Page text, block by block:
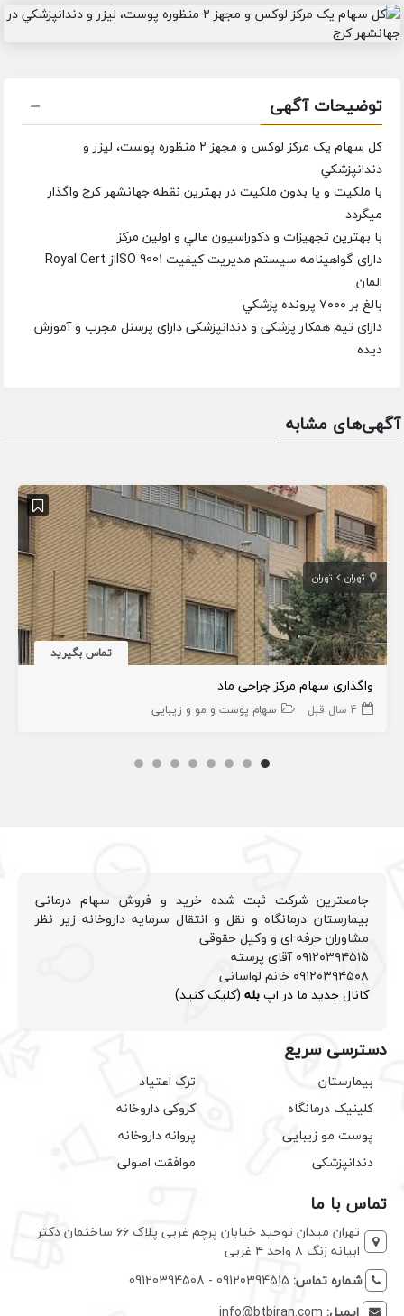
توضیحات آگهی
كل سهام یک مركز لوكس و مجهز ۲ منظوره پوست، ليزر و
دندانپزشكي
با ملكيت و يا بدون ملكيت در بهترین نقطه جهانشهر كرج واگذار
میگردد
با بهترين تجهيزات و دكوراسيون عالي و اولین مرکز
دارای گواهينامه سيستم مديريت كيفيت ISO 9001از Royal Cert
المان
بالغ بر ۷۰۰۰ پرونده پزشكي
دارای تیم همکار پزشکی و دندانپزشکی دارای پرسنل مجرب و آموزش
دیده
آگهی‌های مشابه
تهران تهران
تماس بگیرید
واگذاری سهام مرکز جراحی ماد
4 سال قبل سهام پوست و مو و زیبایی
جامعترین شرکت ثبت شده خرید و فروش سهام درمانی
بیمارستان درمانگاه و نقل و انتقال سرمایه داروخانه زیر نظر
مشاوران حرفه ای و وکیل حقوقی
۰۹۱۲۰۳۹۴۵۱۵ آقای پرسته
۰۹۱۲۰۳۹۴۵۰۸ خانم لواسانی
کانال جدید ما در اپبله (کلیک کنید)
دسترسی سریع
بیمارستان
کلینیک درمانگاه
پوست مو زیبایی
دندانپزشکی
ترک اعتیاد
کروکی داروخانه
پروانه داروخانه
موافقت اصولی
تماس با ما
تهران میدان توحید خیابان پرچم غربی پلاک ۶۶ ساختمان دکتر
ابیانه زنگ ۸ واحد ۴ غربی
شماره تماس: 09120394515 - 09120394508